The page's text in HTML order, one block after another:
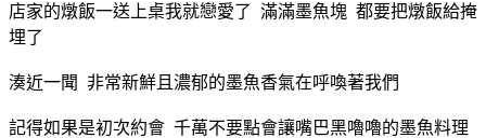
店家的燉飯一送上桌我就戀愛了 滿滿墨魚塊 都要把燉飯給掩
埋了
湊近一聞 非常新鮮且濃郁的墨魚香氣在呼喚著我們
記得如果是初次約會 千萬不要點會讓嘴巴黑嚕嚕的墨魚料理